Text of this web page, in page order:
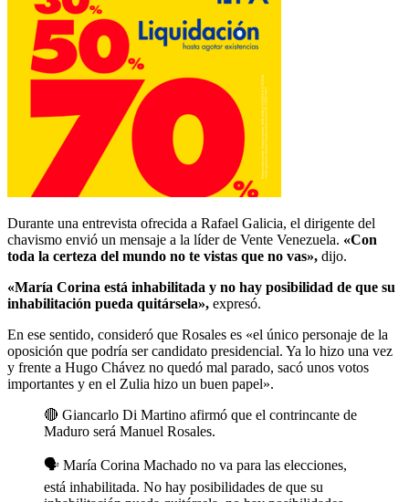
Durante una entrevista ofrecida a Rafael Galicia, el dirigente del
chavismo envió un mensaje a la líder de Vente Venezuela. «Con
toda la certeza del mundo no te vistas que no vas», dijo.
«María Corina está inhabilitada y no hay posibilidad de que su
inhabilitación pueda quitársela», expresó.
En ese sentido, consideró que Rosales es «el único personaje de la
oposición que podría ser candidato presidencial. Ya lo hizo una vez
y frente a Hugo Chávez no quedó mal parado, sacó unos votos
importantes y en el Zulia hizo un buen papel».
🔴 Giancarlo Di Martino afirmó que el contrincante de
Maduro será Manuel Rosales.
🗣️ María Corina Machado no va para las elecciones,
está inhabilitada. No hay posibilidades de que su